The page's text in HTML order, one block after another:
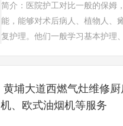
简介：医院护工对比一般的保姆
能，能够对术后病人、植物人、
复护理。他们一般学习基本护理
黄埔大道西燃气灶维修
机、欧式油烟机等服务